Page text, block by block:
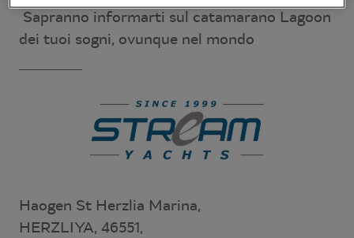
Sapranno informarti sul catamarano Lagoon
dei tuoi sogni, ovunque nel mondo
Haogen St Herzlia Marina,
HERZLIYA, 46551,